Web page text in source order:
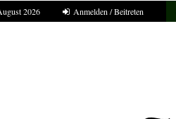
2026 Anmelden / Beitreten
neue Masche